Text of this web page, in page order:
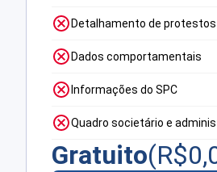
Detalhamento de protestos
Dados comportamentais
Informações do SPC
Quadro societário e
Gratuito(R$